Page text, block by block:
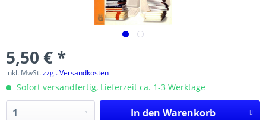
5,50 € *
inkl. MwSt.zzgl. Versandkosten
Sofort versandfertig, Lieferzeit ca. 1-3 Werktage
In den Warenkorb